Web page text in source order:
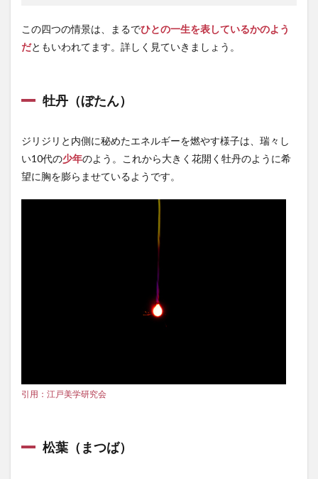
この四つの情景は、まるでひとの一生を表しているかのよう
だともいわれてます。詳しく見ていきましょう。
牡丹（ぼたん）
ジリジリと内側に秘めたエネルギーを燃やす様子は、瑞々し
い10代の少年のよう。これから大きく花開く牡丹のように希
望に胸を膨らませているようです。
引用：江戸美学研究会
松葉（まつば）